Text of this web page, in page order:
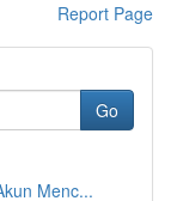
Report Page
Go
Menc...